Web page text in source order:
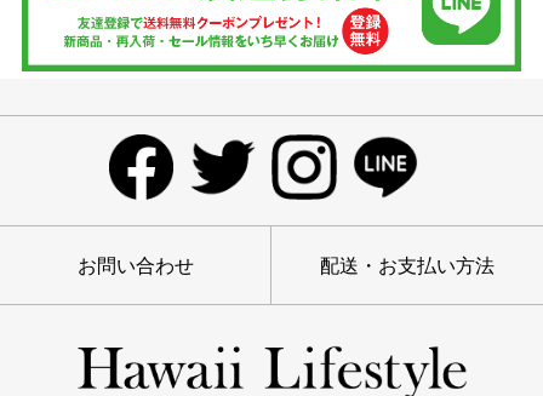
お問い合わせ 配送・お支払い方法